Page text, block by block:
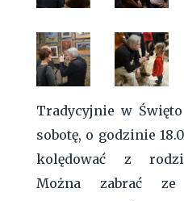
Tradycyjnie w
sobotę, o godzinie
kolędować z
Można zabrać